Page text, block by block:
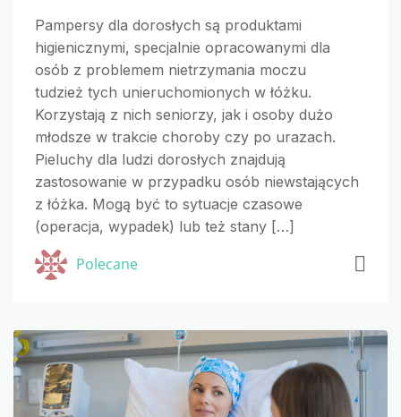
Pampersy dla dorosłych są produktami
higienicznymi, specjalnie opracowanymi dla
osób z problemem nietrzymania moczu
tudzież tych unieruchomionych w łóżku.
Korzystają z nich seniorzy, jak i osoby dużo
młodsze w trakcie choroby czy po urazach.
Pieluchy dla ludzi dorosłych znajdują
zastosowanie w przypadku osób niewstających
z łóżka. Mogą być to sytuacje czasowe
(operacja, wypadek) lub też stany […]
Polecane